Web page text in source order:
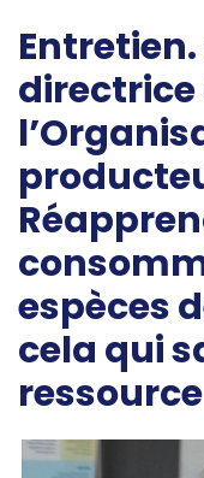
directrice
espèces
cela qui